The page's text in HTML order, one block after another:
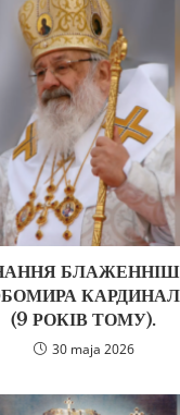
(9 РОКІВ ТОМУ).
30 maja 2026